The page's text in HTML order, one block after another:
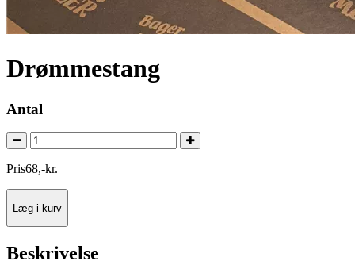
Drømmestang
Antal
Pris68,-kr.
Læg i kurv
Beskrivelse